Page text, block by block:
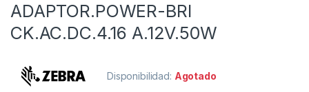
ADAPTOR.POWER-BRI
CK.AC.DC.4.16 A.12V.50W
Disponibilidad: Agotado